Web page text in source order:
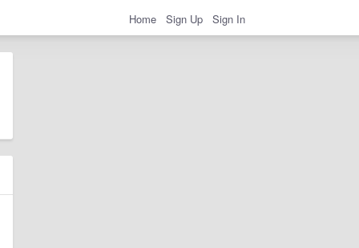
Home Sign Up Sign In